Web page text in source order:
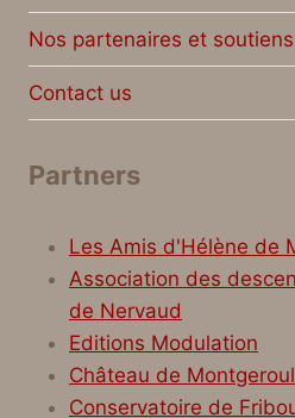
Nos partenaires et soutiens
Contact us
Partners
Les Amis d'Hélène de
Association des
de Nervaud
Editions Modulation
Château de
Conservatoire de